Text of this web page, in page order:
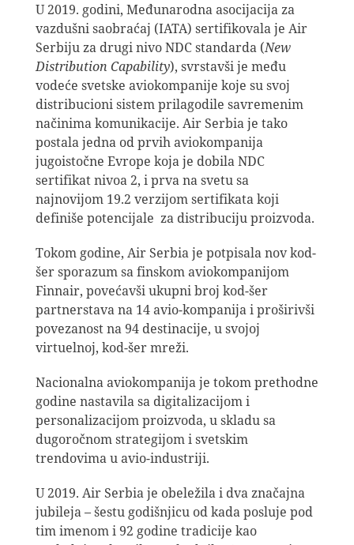
U 2019. godini, Međunarodna asocijacija za
vazdušni saobraćaj (IATA) sertifikovala je Air
Serbiju za drugi nivo NDC standarda (New
Distribution Capability), svrstavši je među
vodeće svetske aviokompanije koje su svoj
distribucioni sistem prilagodile savremenim
načinima komunikacije. Air Serbia je tako
postala jedna od prvih aviokompanija
jugoistočne Evrope koja je dobila NDC
sertifikat nivoa 2, i prva na svetu sa
najnovijom 19.2 verzijom sertifikata koji
definiše potencijale za distribuciju proizvoda.
Tokom godine, Air Serbia je potpisala nov kod-
šer sporazum sa finskom aviokompanijom
Finnair, povećavši ukupni broj kod-šer
partnerstava na 14 avio-kompanija i proširivši
povezanost na 94 destinacije, u svojoj
virtuelnoj, kod-šer mreži.
Nacionalna aviokompanija je tokom prethodne
godine nastavila sa digitalizacijom i
personalizacijom proizvoda, u skladu sa
dugoročnom strategijom i svetskim
trendovima u avio-industriji.
U 2019. Air Serbia je obeležila i dva značajna
jubileja – šestu godišnjicu od kada posluje pod
tim imenom i 92 godine tradicije kao